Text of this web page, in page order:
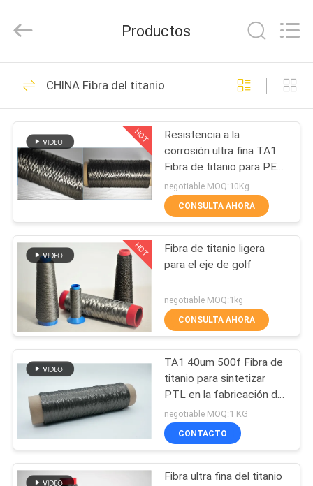
HOGAR
PRODUCTOS
VÍDEOS
DEMOSTRACIÓN
DE
SOBRE
NOSOTROS
VIAJE
FÁBRICA
Materials
Rights
Fibra sinterizada del
metal
30
fibra del acero
inoxidable
22
Fibra del titanio
Productos
CHINA Fibra del titanio
HOT
Resistencia a la
corrosión ultra fina TA1
Fibra de titanio para PEM
Capa de difusión de gas
de ánodo de electrólisis
de agua
negotiable MOQ:10Kg
CONSULTA AHORA
HOT
Fibra de titanio ligera
para el eje de golf
negotiable MOQ:1kg
CONSULTA AHORA
TA1 40um 500f Fibra de
titanio para sintetizar
PTL en la fabricación de
pilas de combustible y
electrolizadores
negotiable MOQ:1 KG
CONTACTO
Fibra ultra fina del titanio